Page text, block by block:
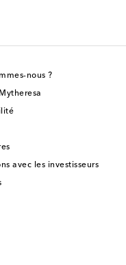
nous ?
avec les investisseurs